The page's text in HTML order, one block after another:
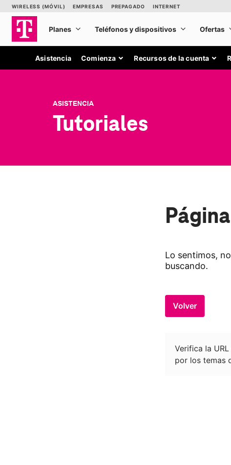
Asistencia Comienza Recursos de la cuenta
ASISTENCIA
Tutoriales